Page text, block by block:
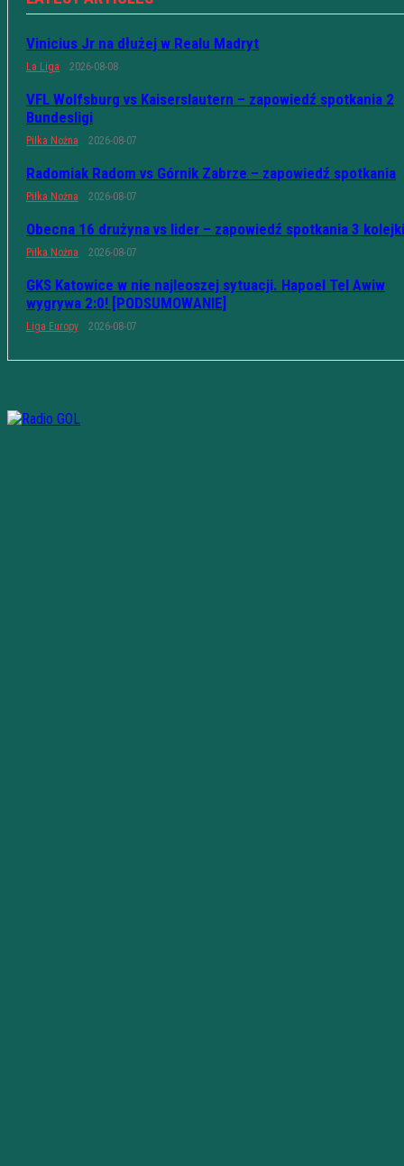
Vinicius Jr na dłużej w Realu Madryt
La Liga 2026-08-08
VFL Wolfsburg vs Kaiserslautern – zapowiedź spotkania 2
Bundesligi
Piłka Nożna 2026-08-07
Radomiak Radom vs Górnik Zabrze – zapowiedź spotkania
Piłka Nożna 2026-08-07
Obecna 16 drużyna vs lider – zapowiedź spotkania 3 kolejki
Piłka Nożna 2026-08-07
GKS Katowice w nie najleoszej sytuacji. Hapoel Tel Awiw
wygrywa 2:0! [PODSUMOWANIE]
Liga Europy 2026-08-07